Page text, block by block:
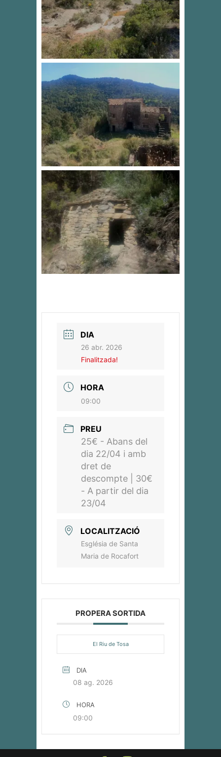
DIA
26 abr. 2026
Finalitzada!
HORA
09:00
PREU
25€ - Abans del
dia 22/04 i amb
dret de
descompte | 30€
- A partir del dia
23/04
LOCALITZACIÓ
Església de Santa
Maria de Rocafort
PROPERA SORTIDA
El Riu de Tosa
DIA
08 ag. 2026
HORA
09:00